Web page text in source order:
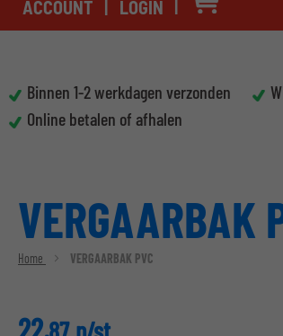
ACCOUNT LOGIN
Binnen 1-2 werkdagen verzonden
Online betalen of afhalen
VERGAARBAK
Home VERGAARBAK PVC